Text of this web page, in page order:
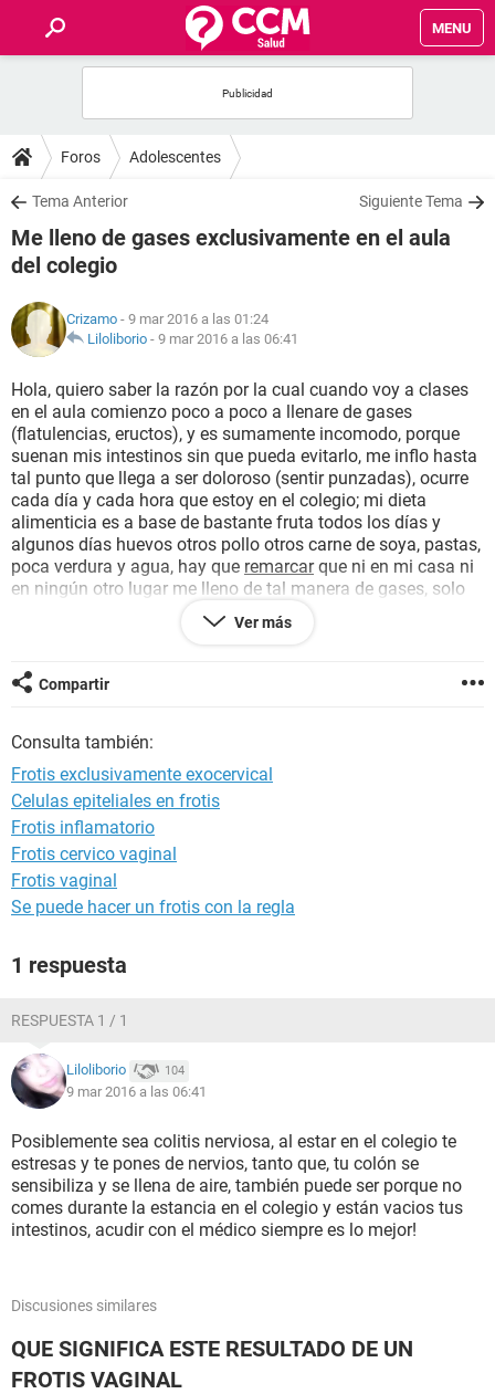
MENU
FOROS
SALUD
FAMILIA
NUTRICIÓN
SEXUALIDAD
GLOSARIO
Foros Adolescentes
Tema Anterior Siguiente Tema
Me lleno de gases exclusivamente en el aula
del colegio
Crizamo - 9 mar 2016 a las 01:24
Liloliborio - 9 mar 2016 a las 06:41
Hola, quiero saber la razón por la cual cuando voy a clases
en el aula comienzo poco a poco a llenare de gases
(flatulencias, eructos), y es sumamente incomodo, porque
suenan mis intestinos sin que pueda evitarlo, me inflo hasta
tal punto que llega a ser doloroso (sentir punzadas), ocurre
cada día y cada hora que estoy en el colegio; mi dieta
alimenticia es a base de bastante fruta todos los días y
algunos días huevos otros pollo otros carne de soya, pastas,
poca verdura y agua, hay que remarcarque ni en mi casa ni
en ningún otro lugar me lleno de tal manera de gases, solo
ocurre en el colegio, y mi pregunta es si es grave, si es
alguna enfermedad, y que ocurre en mi sistema digestivo
atención.
Ver más
Compartir
Consulta también:
Frotis exclusivamente exocervical
Celulas epiteliales en frotis
Frotis inflamatorio
Frotis cervico vaginal
Frotis vaginal
Se puede hacer un frotis con la regla
1 respuesta
RESPUESTA 1 / 1
Liloliborio 104
9 mar 2016 a las 06:41
Posiblemente sea colitis nerviosa, al estar en el colegio te
estresas y te pones de nervios, tanto que, tu colón se
sensibiliza y se llena de aire, también puede ser porque no
comes durante la estancia en el colegio y están vacios tus
intestinos, acudir con el médico siempre es lo mejor!
Discusiones similares
QUE SIGNIFICA ESTE RESULTADO DE UN
FROTIS VAGINAL